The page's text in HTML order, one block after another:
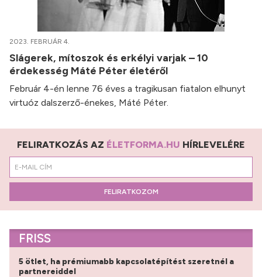
2023. FEBRUÁR 4.
Slágerek, mítoszok és erkélyi varjak – 10
érdekesség Máté Péter életéről
Február 4-én lenne 76 éves a tragikusan fiatalon elhunyt
virtuóz dalszerző-énekes, Máté Péter.
FELIRATKOZÁS AZ ÉLETFORMA.HU HÍRLEVELÉRE
FELIRATKOZOM
FRISS
5 ötlet, ha prémiumabb kapcsolatépítést szeretnél a
partnereiddel